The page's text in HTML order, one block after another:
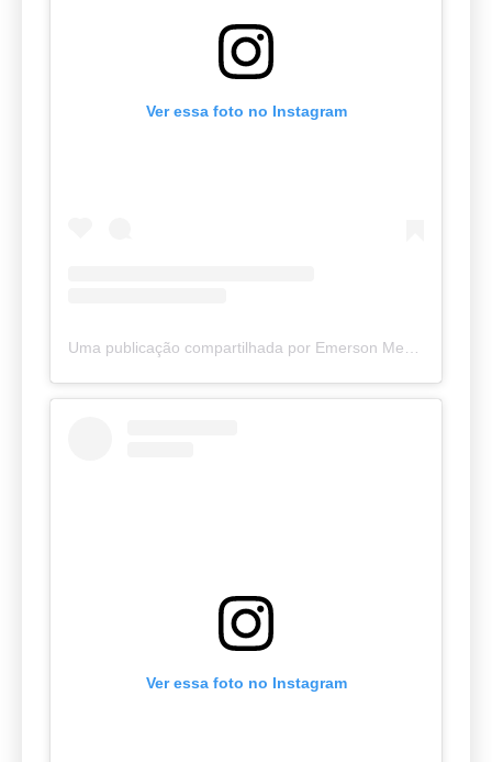
Ver essa foto no Instagram
Uma publicação compartilhada por Emerson Medeiros O Caveira (@caveiraodanoticiaoriginal)
Ver essa foto no Instagram